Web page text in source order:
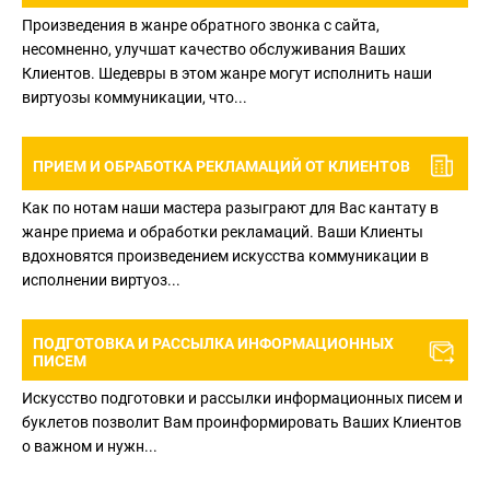
Произведения в жанре обратного звонка с сайта,
несомненно, улучшат качество обслуживания Ваших
Клиентов. Шедевры в этом жанре могут исполнить наши
виртуозы коммуникации, что...
ПРИЕМ И ОБРАБОТКА РЕКЛАМАЦИЙ ОТ КЛИЕНТОВ
Как по нотам наши мастера разыграют для Вас кантату в
жанре приема и обработки рекламаций. Ваши Клиенты
вдохновятся произведением искусства коммуникации в
исполнении виртуоз...
ПОДГОТОВКА И РАССЫЛКА ИНФОРМАЦИОННЫХ
ПИСЕМ
Искусство подготовки и рассылки информационных писем и
буклетов позволит Вам проинформировать Ваших Клиентов
о важном и нужн...